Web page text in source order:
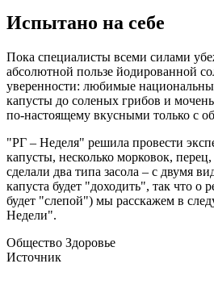
Испытано на себе
Пока специалисты всеми силами
абсолютной пользе йодированной
уверенности: любимые
капусты до соленых грибов и
по-настоящему вкусными только с
"РГ – Неделя" решила провести
капусты, несколько морковок,
сделали два типа засола – с двумя
капуста будет "доходить", так что о
будет "слепой") мы расскажем в
Недели".
Общество Здоровье
Источник